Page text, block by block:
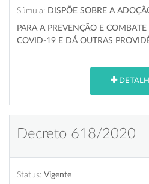
Súmula: DISPÕE SOBRE A
PARA A PREVENÇÃO E
COVID-19 E DÁ OUTRAS
Decreto 618/2020
Status: Vigente